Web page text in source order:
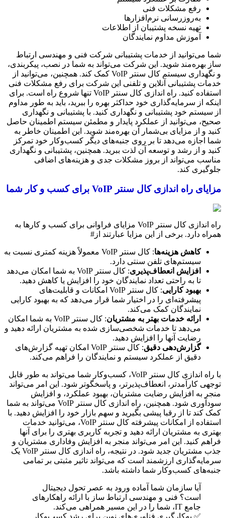
رفع مشکلات فنی
به‌روزرسانی نرم‌افزارها
تهیه نسخه پشتیبان از اطلاعات
آموزش مداوم نمایندگان
شما می‌توانید از خدمات پشتیبانی شرکت فنی و مهندسی ارتباط
ساز بهره‌مند شوید. این شرکت می‌تواند به شما در نصب، پیکربندی،
و نگهداری سیستم کال سنتر VoIP کمک کند. همچنین، می‌توانید از
خدمات پشتیبانی آنلاین و تلفنی این شرکت برای رفع مشکلات فنی
استفاده کنید. راه اندازی کال سنتر VoIP تنها شروع راه است. برای
اینکه از سرمایه‌گذاری خود حداکثر بهره را ببرید، باید به طور مداوم
از سیستم خود پشتیبانی و نگهداری کنید. با پشتیبانی و نگهداری
صحیح، می‌توانید از عملکرد پایدار و مطمئن سیستم اطمینان حاصل
کنید و از مزایای بی‌شمار آن بهره‌مند شوید. این اطمینان خاطر به
شما اجازه می‌دهد تا بر روی جنبه‌های دیگر کسب‌وکار خود تمرکز
کنید و از رشد و توسعه آن لذت ببرید. همچنین، پشتیبانی و نگهداری
مناسب می‌تواند از بروز مشکلات جدی و هزینه‌های اضافی
جلوگیری کند.
مزایای راه اندازی کال سنتر VoIP برای کسب و کار شما
راه اندازی کال سنتر VoIP مزایای فراوانی برای کسب و کارها به
همراه دارد. برخی از این مزایا عبارتند از#
کاهش هزینه‌ها
: کال سنتر VoIP معمولاً هزینه کمتری نسبت به
سیستم‌های تلفن سنتی دارد.
افزایش انعطاف‌پذیری
: کال سنتر VoIP به شما امکان می‌دهد
تا به راحتی تعداد نمایندگان خود را افزایش یا کاهش دهید.
بهبود کارایی
: کال سنتر VoIP امکانات و قابلیت‌های
پیشرفته‌ای را در اختیار شما قرار می‌دهد که به بهبود کارایی
نمایندگان کمک می‌کند.
ارائه خدمات بهتر به مشتریان
: کال سنتر VoIP به شما امکان
می‌دهد تا خدمات شخصی‌سازی شده به مشتریان ارائه دهید و
رضایت آنها را افزایش دهید.
گزارش‌دهی دقیق
: کال سنتر VoIP امکان تهیه گزارش‌های
دقیق از عملکرد سیستم و نمایندگان را فراهم می‌کند.
با راه اندازی کال سنتر VoIP، کسب‌وکار شما می‌تواند به طور قابل
توجهی کارآمدتر، انعطاف‌پذیرتر، و پاسخگوتر شود. این امر می‌تواند
منجر به افزایش رضایت مشتریان، بهبود عملکرد، و افزایش
سودآوری شود. همچنین، راه اندازی کال سنتر VoIP می‌تواند به شما
کمک کند تا از رقبا پیشی بگیرید و سهم بازار خود را افزایش دهید. با
استفاده از امکانات پیشرفته کال سنتر VoIP، می‌توانید خدمات
بهتری به مشتریان ارائه دهید و تجربه کاربری بهتری را برای آنها
فراهم کنید. این امر می‌تواند منجر به افزایش وفاداری مشتریان و
جذب مشتریان جدید شود. در نتیجه، راه اندازی کال سنتر VoIP یک
سرمایه‌گذاری ارزشمند است که می‌تواند تاثیر مثبتی بر تمامی
جنبه‌های کسب‌وکار شما داشته باشد.
آیا سازمان شما آماده ورود به عصر تحول دیجیتال
است؟ فنی و مهندسی ارتباط ساز با ارائه راهکارهای
جامع IT، شما را در این مسیر همراهی می‌کند.